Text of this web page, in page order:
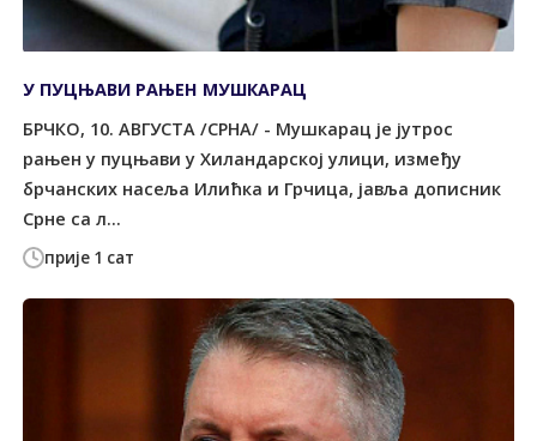
прије 1 сат
У ПУЦЊАВИ РАЊЕН МУШКАРАЦ
БРЧКО, 10. АВГУСTА /СРНА/ - Мушкарац је јутрос
рањен у пуцњави у Хиландарској улици, између
брчанских насеља Илићка и Грчица, јавља дописник
Срне са л...